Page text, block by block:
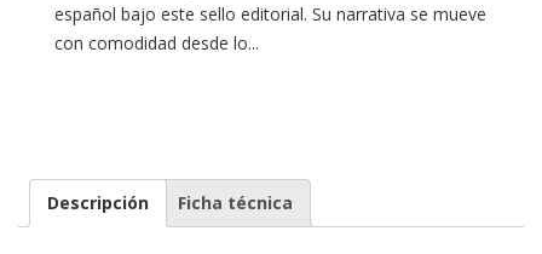
español bajo este sello editorial. Su narrativa se mueve
con comodidad desde lo...
Descripción Ficha técnica